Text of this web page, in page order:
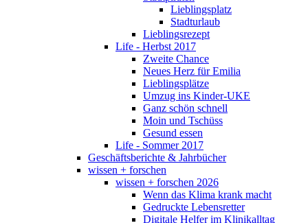
Lieblingsplatz
Stadturlaub
Lieblingsrezept
Life - Herbst 2017
Zweite Chance
Neues Herz für Emilia
Lieblingsplätze
Umzug ins Kinder-UKE
Ganz schön schnell
Moin und Tschüss
Gesund essen
Life - Sommer 2017
Geschäftsberichte & Jahrbücher
wissen + forschen
wissen + forschen 2026
Wenn das Klima krank macht
Gedruckte Lebensretter
Digitale Helfer im Klinikalltag